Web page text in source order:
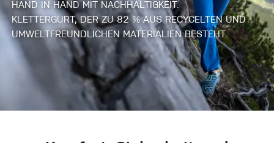
HAND IN HAND MIT NACHHALTIGKEIT.
KLETTERGURT, DER ZU 82 % AUS RECYCELTEN UND
UMWELTFREUNDLICHEN MATERIALIEN BESTEHT.